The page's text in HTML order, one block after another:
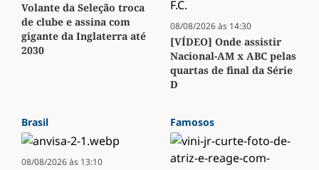
Volante da Seleção troca
de clube e assina com
gigante da Inglaterra até
2030
08/08/2026 às 14:30
[VÍDEO] Onde assistir
Nacional-AM x ABC pelas
quartas de final da Série
D
Brasil
08/08/2026 às 13:10
Famosos